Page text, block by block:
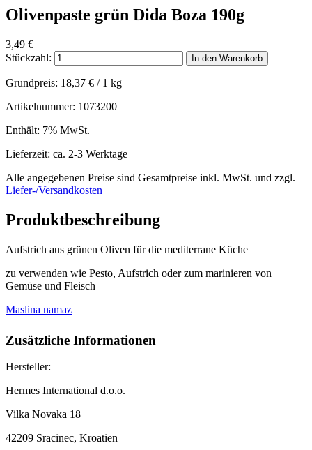
Olivenpaste grün Dida Boza 190g
3,49 €
Stückzahl:
In den Warenkorb
Grundpreis: 18,37 € / 1 kg
Artikelnummer: 1073200
Enthält: 7% MwSt.
Lieferzeit: ca. 2-3 Werktage
Alle angegebenen Preise sind Gesamtpreise inkl. MwSt. und zzgl.
Liefer-/Versandkosten
Produktbeschreibung
Aufstrich aus grünen Oliven für die mediterrane Küche
zu verwenden wie Pesto, Aufstrich oder zum marinieren von
Gemüse und Fleisch
Maslina namaz
Zusätzliche Informationen
Hersteller:
Hermes International d.o.o.
Vilka Novaka 18
42209 Sracinec, Kroatien